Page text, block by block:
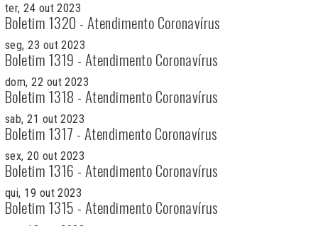
ter, 24 out 2023
Boletim 1320 - Atendimento Coronavírus
seg, 23 out 2023
Boletim 1319 - Atendimento Coronavírus
dom, 22 out 2023
Boletim 1318 - Atendimento Coronavírus
sab, 21 out 2023
Boletim 1317 - Atendimento Coronavírus
sex, 20 out 2023
Boletim 1316 - Atendimento Coronavírus
qui, 19 out 2023
Boletim 1315 - Atendimento Coronavírus